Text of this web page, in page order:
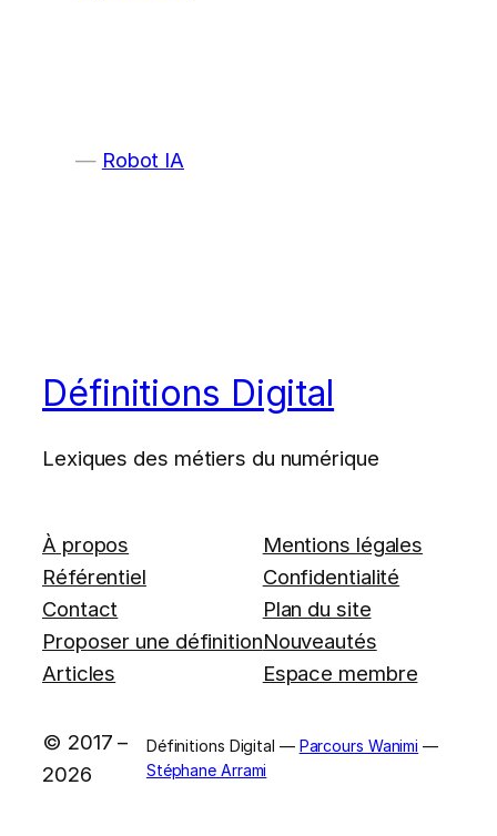
Robot IA
Définitions Digital
Lexiques des métiers du numérique
À propos
Référentiel
Contact
Proposer une définition
Articles
Mentions légales
Confidentialité
Plan du site
Nouveautés
Espace membre
© 2017 –
2026
Définitions Digital — Parcours Wanimi —
Stéphane Arrami